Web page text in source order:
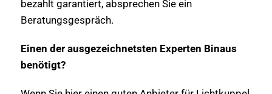
bezahlt garantiert, absprechen Sie ein
Beratungsgespräch.
Einen der ausgezeichnetsten Experten Binaus
benötigt?